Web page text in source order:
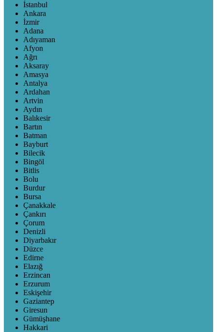
İstanbul
Ankara
İzmir
Adana
Adıyaman
Afyon
Ağrı
Aksaray
Amasya
Antalya
Ardahan
Artvin
Aydın
Balıkesir
Bartın
Batman
Bayburt
Bilecik
Bingöl
Bitlis
Bolu
Burdur
Bursa
Çanakkale
Çankırı
Çorum
Denizli
Diyarbakır
Düzce
Edirne
Elazığ
Erzincan
Erzurum
Eskişehir
Gaziantep
Giresun
Gümüşhane
Hakkari